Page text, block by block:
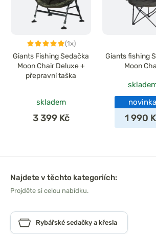
(1x)
Giants Fishing Sedačka
Moon Chair Deluxe +
přepravní taška
skladem
3 399 Kč
Giants fishing
Moon
novinka
1 990
Najdete v těchto kategoriích:
Projděte si celou nabídku.
Rybářské sedačky a křesla